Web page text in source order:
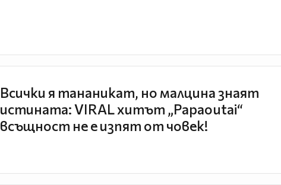
Всички я тананикат, но малцина знаят
истината: VIRAL хитът „Papaoutai“
всъщност не е изпят от човек!